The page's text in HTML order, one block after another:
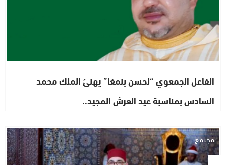
الفاعل الجمعوي “لحسن بنمغا” يهنئ الملك محمد
السادس بمناسبة عيد العرش المجيد..
مجتمع